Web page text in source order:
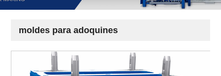
moldes para adoquines